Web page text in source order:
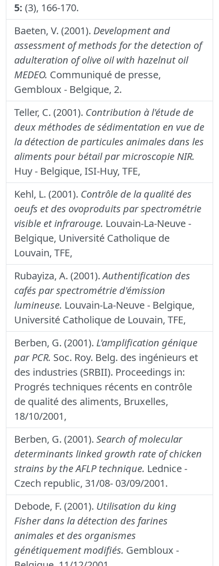
5: (3), 166-170.
Baeten, V. (2001). Development and
assessment of methods for the detection of
adulteration of olive oil with hazelnut oil
MEDEO. Communiqué de presse,
Gembloux - Belgique, 2.
Teller, C. (2001). Contribution à l'étude de
deux méthodes de sédimentation en vue de
la détection de particules animales dans les
aliments pour bétail par microscopie NIR.
Huy - Belgique, ISI-Huy, TFE,
Kehl, L. (2001). Contrôle de la qualité des
oeufs et des ovoproduits par spectrométrie
visible et infrarouge. Louvain-La-Neuve -
Belgique, Université Catholique de
Louvain, TFE,
Rubayiza, A. (2001).Authentification des
cafés par spectrométrie d'émission
lumineuse. Louvain-La-Neuve - Belgique,
Université Catholique de Louvain, TFE,
Berben, G. (2001). L'amplification génique
par PCR. Soc. Roy. Belg. des ingénieurs et
des industries (SRBII). Proceedings in:
Progrés techniques récents en contrôle
de qualité des aliments, Bruxelles,
18/10/2001,
Berben, G. (2001). Search of molecular
determinants linked growth rate of chicken
strains by the AFLP technique. Lednice -
Czech republic, 31/08- 03/09/2001.
Debode, F. (2001). Utilisation du king
Fisher dans la détection des farines
animales et des organismes
génétiquement modifiés. Gembloux -